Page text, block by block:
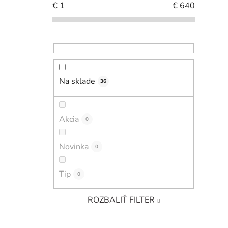
€ 1 € 640
Na sklade 36
Akcia 0
Novinka 0
Tip 0
ROZBALIŤ FILTER